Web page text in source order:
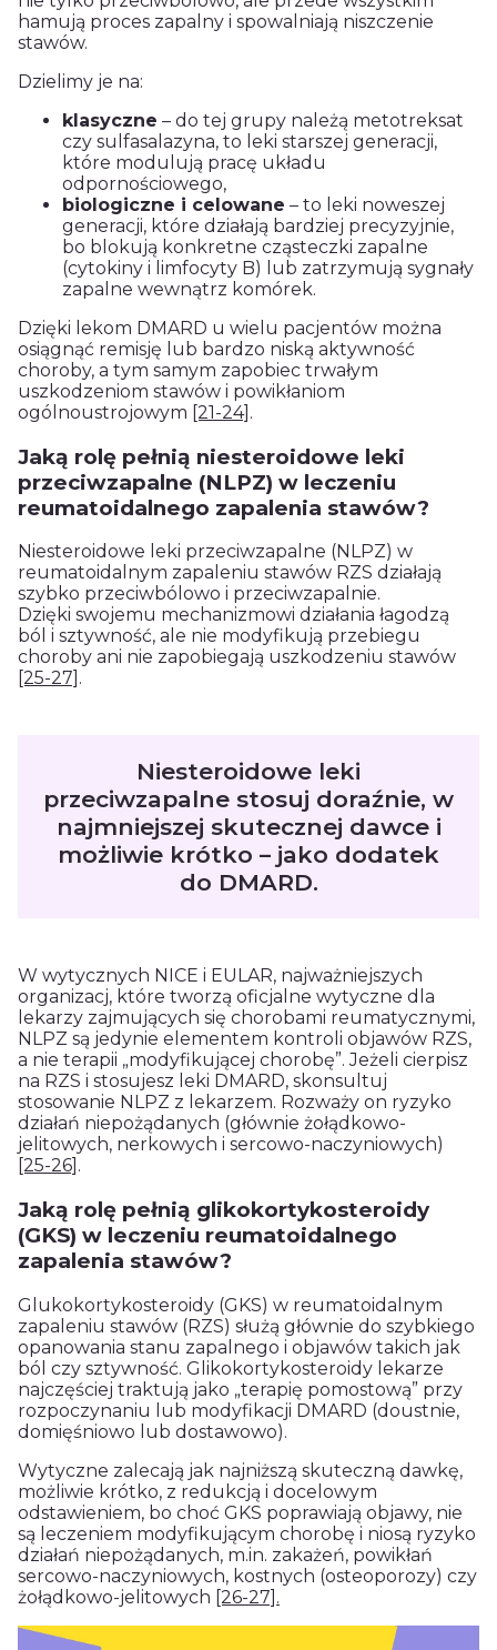
hamują proces zapalny i spowalniają niszczenie
stawów.
Dzielimy je na:
klasyczne – do tej grupy należą metotreksat
czy sulfasalazyna, to leki starszej generacji,
które modulują pracę układu
odpornościowego,
biologiczne i celowane – to leki noweszej
generacji, które działają bardziej precyzyjnie,
bo blokują konkretne cząsteczki zapalne
(cytokiny i limfocyty B) lub zatrzymują sygnały
zapalne wewnątrz komórek.
Dzięki lekom DMARD u wielu pacjentów można
osiągnąć remisję lub bardzo niską aktywność
choroby, a tym samym zapobiec trwałym
uszkodzeniom stawów i powikłaniom
ogólnoustrojowym [21-24] .
Jaką rolę pełnią niesteroidowe leki
przeciwzapalne (NLPZ) w leczeniu
reumatoidalnego zapalenia stawów?
Niesteroidowe leki przeciwzapalne (NLPZ) w
reumatoidalnym zapaleniu stawów RZS działają
szybko przeciwbólowo i przeciwzapalnie.
Dzięki swojemu mechanizmowi działania łagodzą
ból i sztywność, ale nie modyfikują przebiegu
choroby ani nie zapobiegają uszkodzeniu stawów
[25-27] .
Niesteroidowe leki
przeciwzapalne stosuj doraźnie, w
najmniejszej skutecznej dawce i
możliwie krótko – jako dodatek
do DMARD.
W wytycznych NICE i EULAR, najważniejszych
organizacj, które tworzą oficjalne wytyczne dla
lekarzy zajmujących się chorobami reumatycznymi,
NLPZ są jedynie elementem kontroli objawów RZS,
a nie terapii „modyfikującej chorobę”. Jeżeli cierpisz
na RZS i stosujesz leki DMARD, skonsultuj
stosowanie NLPZ z lekarzem. Rozważy on ryzyko
działań niepożądanych (głównie żołądkowo-
jelitowych, nerkowych i sercowo-naczyniowych)
[25-26] .
Jaką rolę pełnią glikokortykosteroidy
(GKS) w leczeniu reumatoidalnego
zapalenia stawów?
Glukokortykosteroidy (GKS) w reumatoidalnym
zapaleniu stawów (RZS) służą głównie do szybkiego
opanowania stanu zapalnego i objawów takich jak
ból czy sztywność. Glikokortykosteroidy lekarze
najczęściej traktują jako „terapię pomostową” przy
rozpoczynaniu lub modyfikacji DMARD (doustnie,
domięśniowo lub dostawowo).
Wytyczne zalecają jak najniższą skuteczną dawkę,
możliwie krótko, z redukcją i docelowym
odstawieniem, bo choć GKS poprawiają objawy, nie
są leczeniem modyfikującym chorobę i niosą ryzyko
działań niepożądanych, m.in. zakażeń, powikłań
sercowo-naczyniowych, kostnych (osteoporozy) czy
żołądkowo-jelitowych [26-27].